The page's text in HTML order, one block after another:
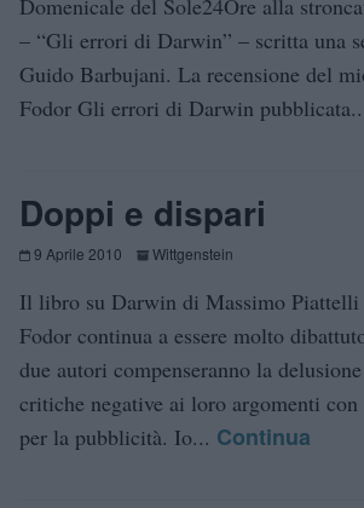
– “Gli errori di Darwin” – scritta una
Guido Barbujani. La recensione del
Fodor Gli errori di Darwin
Doppi e dispari
9 Aprile 2010 Wittgenstein
Il libro su Darwin di Massimo Piattelli
Fodor continua a essere molto
due autori compenseranno la
critiche negative ai loro argomenti con
per la pubblicità. Io... Continua